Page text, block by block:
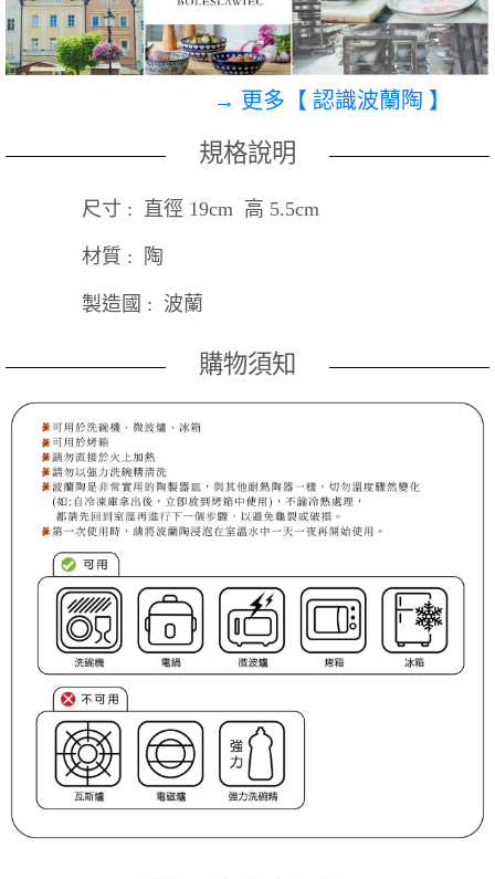
→ 更多【 認識波蘭陶 】
規格說明
尺寸 : 直徑 19cm 高 5.5cm
材質 : 陶
製造國 : 波蘭
購物須知